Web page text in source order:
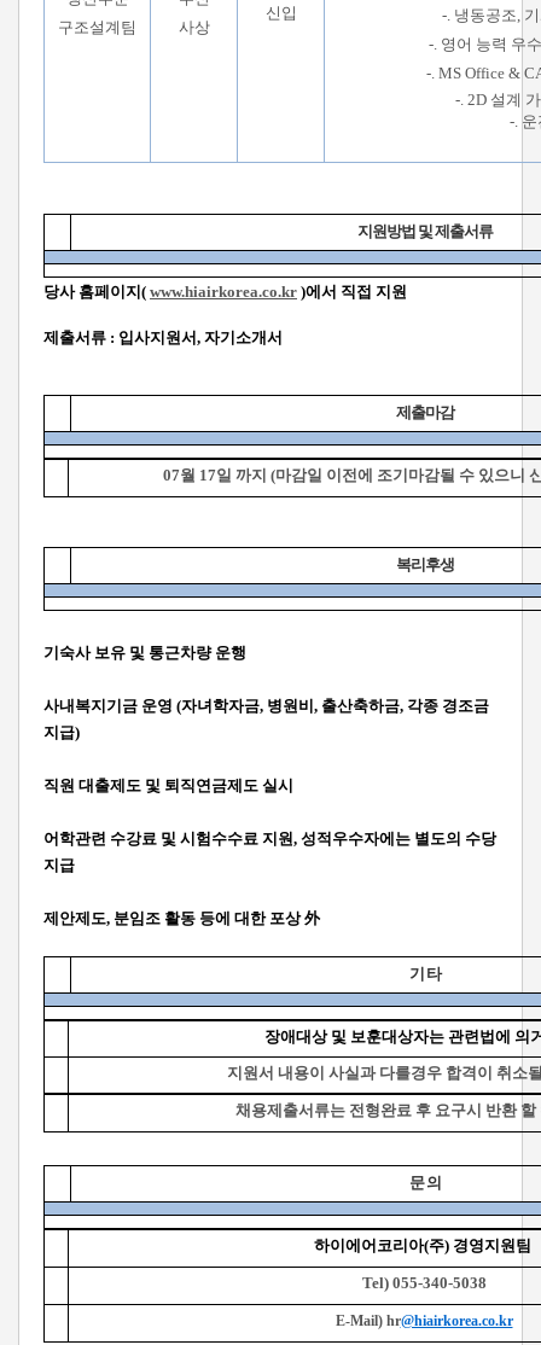
구조설계팀
사상
신입
-. 냉동공조,
-. 영어 능력 우
-. MS Office &
-. 2D 설계
-.
지원방법 및 제출서류
당사 홈페이지( www.hiairkorea.co.kr )에서 직접 지원
제출서류 : 입사지원서, 자기소개서
제출마감
07월 17일 까지 (마감일 이전에 조기마감될 수 있으니
복리후생
기숙사 보유 및 통근차량 운행
사내복지기금 운영 (자녀학자금, 병원비, 출산축하금, 각종 경조금
지급)
직원 대출제도 및 퇴직연금제도 실시
어학관련 수강료 및 시험수수료 지원, 성적우수자에는 별도의 수당
지급
제안제도, 분임조 활동 등에 대한 포상 外
기 타
장애대상 및 보훈대상자는 관련법에 의
지원서 내용이 사실과 다를경우 합격이 취소
채용제출서류는 전형완료 후 요구시 반환 할
문 의
하이에어코리아(주) 경영지원팀
Tel) 055-340-5038
E-Mail) hr@hiairkorea.co.kr